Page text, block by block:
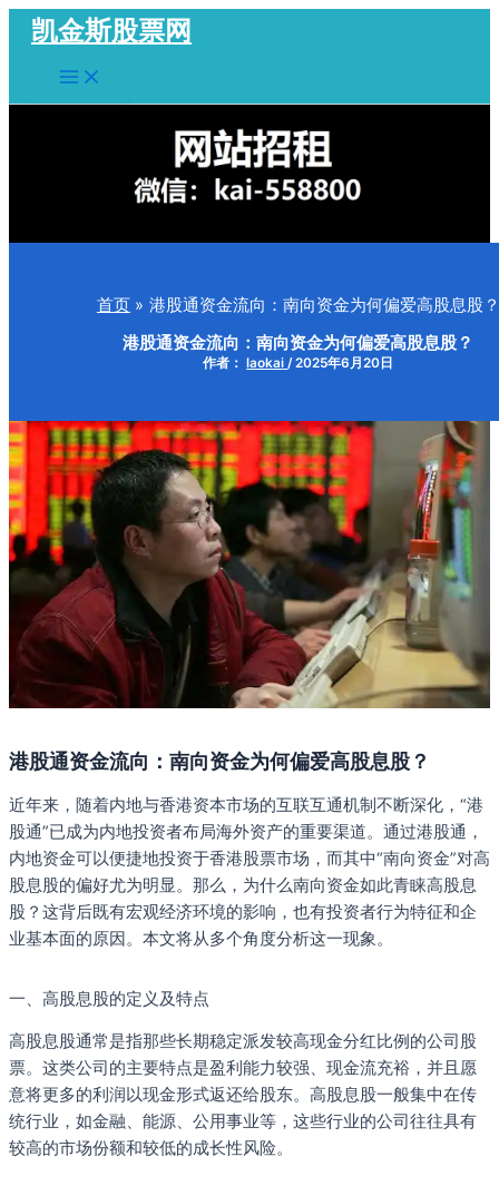
容
凯金斯股票网
Main
Menu
首页 港股通资金流向：南向资金为何偏爱高股息股？
港股通资金流向：南向资金为何偏爱高股息股？
作者： laokai /2025年6月20日
港股通资金流向：南向资金为何偏爱高股息股？
近年来，随着内地与香港资本市场的互联互通机制不断深化，“港
股通”已成为内地投资者布局海外资产的重要渠道。通过港股通，
内地资金可以便捷地投资于香港股票市场，而其中“南向资金”对高
股息股的偏好尤为明显。那么，为什么南向资金如此青睐高股息
股？这背后既有宏观经济环境的影响，也有投资者行为特征和企
业基本面的原因。本文将从多个角度分析这一现象。
一、高股息股的定义及特点
高股息股通常是指那些长期稳定派发较高现金分红比例的公司股
票。这类公司的主要特点是盈利能力较强、现金流充裕，并且愿
意将更多的利润以现金形式返还给股东。高股息股一般集中在传
统行业，如金融、能源、公用事业等，这些行业的公司往往具有
较高的市场份额和较低的成长性风险。